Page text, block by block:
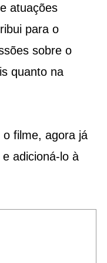
atuações
para o
sobre o
quanto na
filme, agora já
adicioná-lo à